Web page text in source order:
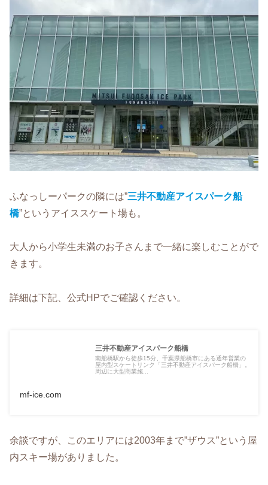
ふなっしーパークの隣には”三井不動産アイスパーク船
橋”というアイススケート場も。
大人から小学生未満のお子さんまで一緒に楽しむことがで
きます。
詳細は下記、公式HPでご確認ください。
三井不動産アイスパーク船橋
南船橋駅から徒歩15分、千葉県船橋市にある通年営業の
屋内型スケートリンク「三井不動産アイスパーク船橋」。
周辺に大型商業施...
mf-ice.com
余談ですが、このエリアには2003年まで”ザウス”という屋
内スキー場がありました。